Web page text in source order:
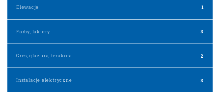
Elewacje 1
Farby, lakiery 3
Gres, glazura, terakota 2
Instalacje elektryczne 3